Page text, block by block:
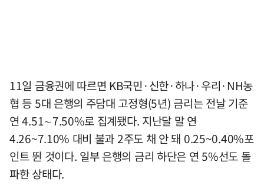
11일 금융권에 따르면 KB국민·신한·하나·우리·NH농
협 등 5대 은행의 주담대 고정형(5년) 금리는 전날 기준
연 4.51∼7.50%로 집계됐다. 지난달 말 연
4.26~7.10% 대비 불과 2주도 채 안 돼 0.25~0.40%포
인트 뛴 것이다. 일부 은행의 금리 하단은 연 5%선도 돌
파한 상태다.